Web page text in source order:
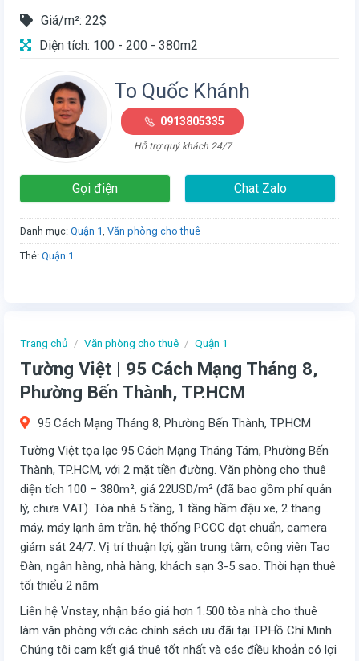
Trang chủ / Văn phòng cho thuê / Quận 1
Tường Việt | 95 Cách Mạng Tháng 8,
Phường Bến Thành, TP.HCM
95 Cách Mạng Tháng 8, Phường Bến Thành, TP.HCM
Tường Việt tọa lạc 95 Cách Mạng Tháng Tám, Phường Bến
Thành, TP.HCM, với 2 mặt tiền đường. Văn phòng cho thuê
diện tích 100 – 380m², giá 22USD/m² (đã bao gồm phí quản
lý, chưa VAT). Tòa nhà 5 tầng, 1 tầng hầm đậu xe, 2 thang
máy, máy lạnh âm trần, hệ thống PCCC đạt chuẩn, camera
giám sát 24/7. Vị trí thuận lợi, gần trung tâm, công viên Tao
Đàn, ngân hàng, nhà hàng, khách sạn 3-5 sao. Thời hạn thuê
tối thiểu 2 năm
Liên hệ Vnstay, nhận báo giá hơn 1.500 tòa nhà cho thuê
làm văn phòng với các chính sách ưu đãi tại TP.Hồ Chí Minh.
Chúng tôi cam kết giá thuê tốt nhất và các điều khoản có lợi
Giá/m²: 22$
Diện tích: 100 - 200 - 380m2
To Quốc Khánh
0913805335
Hỗ trợ quý khách 24/7
Gọi điện Chat Zalo
Danh mục: Quận 1, Văn phòng cho thuê
Thẻ: Quận 1